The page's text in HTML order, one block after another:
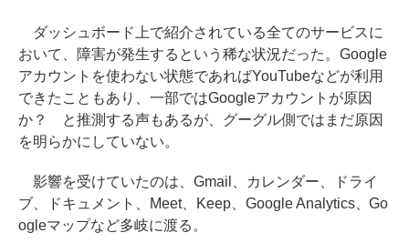
ダッシュボード上で紹介されている全てのサービスに
おいて、障害が発生するという稀な状況だった。Google
アカウントを使わない状態であればYouTubeなどが利用
できたこともあり、一部ではGoogleアカウントが原因
か？ と推測する声もあるが、グーグル側ではまだ原因
を明らかにしていない。
影響を受けていたのは、Gmail、カレンダー、ドライ
ブ、ドキュメント、Meet、Keep、Google Analytics、Go
ogleマップなど多岐に渡る。